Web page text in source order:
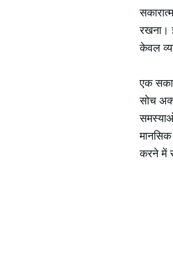
रखना।
केवल
एक
सोच
करने में